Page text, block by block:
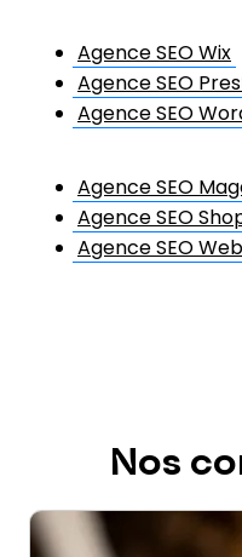
Agence SEO Wix
Agence SEO
Agence SEO
Agence SEO
Agence SEO
Agence SEO
Nos